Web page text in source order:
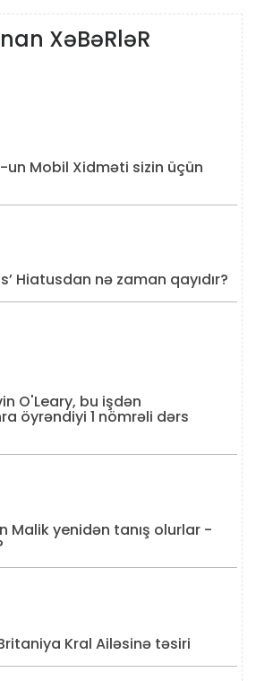
XəBəRləR
un Mobil Xidməti sizin üçün
Hiatusdan nə zaman qayıdır?
O'Leary, bu işdən
öyrəndiyi 1 nömrəli dərs
Malik yenidən tanış olurlar -
Kral Ailəsinə təsiri